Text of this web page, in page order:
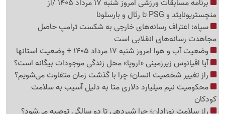
برنامه مسابقات ورزشی امروز شنبه 17 مرداد 1405 /از
منچستریونایتد و PSG تا رئال و بارسلونا
سپاه: اعتراف رسانه‌های خارجی به شکست ترامپ حاصل
مجاهدت رسانه‌های انقلابی است
وضعیت آب و هوا امروز شنبه 17 مرداد 1405 + وضعیت استانها
آیا اقیانوس زیرزمینی «اروپا» محل زندگی موجودات بیگانه است؟
راز تغییر شخصیت انسان؛ چرا با گذشت زمان متفاوت می‌شویم؟
محکومیت نیم میلیارد دلاری متا به دلیل آسیب به سلامت
کودکان
راز سلامت نوزادان؛ چرا شیردهی تا دو سالگی توصیه می‌شود؟